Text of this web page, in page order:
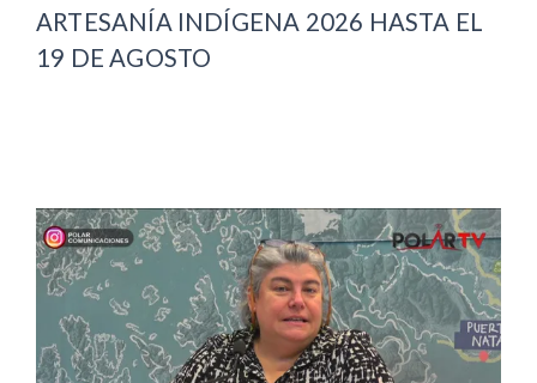
ARTESANÍA INDÍGENA 2026 HASTA EL
19 DE AGOSTO